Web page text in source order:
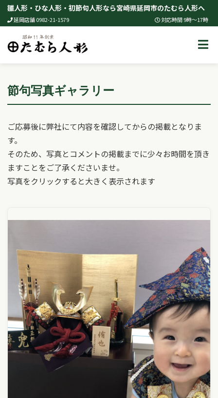
Skip
content
雛人形・ひな人形・初節句人形なら宮崎県延岡市のたむら人形へ
延岡店舗 0982-21-1579 対応時間 9時～17時
節句写真ギャラリー
ご応募後に弊社にて内容を確認してからの掲載となりま
す。
そのため、写真とコメントの掲載までに少々お時間を頂き
ますことをご了承くださいませ。
写真をクリックすると大きく表示されます